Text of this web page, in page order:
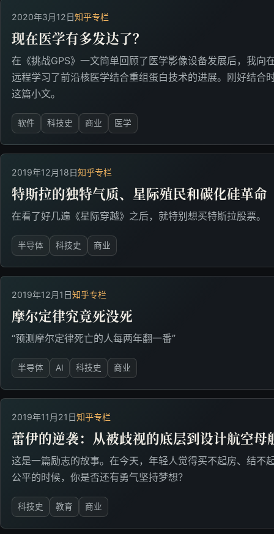
2020年3月12日知乎专栏
现在医学有多发达了？
在《挑战GPS》一文简单回顾了医学影像设备发展后，我向
远程学习了前沿核医学结合重组蛋白技术的进展。刚好结合
这篇小文。
软件 科技史 商业 医学
2019年12月18日知乎专栏
特斯拉的独特气质、星际殖民和碳化硅革命
在看了好几遍《星际穿越》之后，就特别想买特斯拉股票。
半导体 科技史 商业
2019年12月1日知乎专栏
摩尔定律究竟死没死
“预测摩尔定律死亡的人每两年翻一番”
半导体 AI 科技史 商业
2019年11月21日知乎专栏
蕾伊的逆袭：从被歧视的底层到设计航空母
这是一篇励志的故事。在今天，年轻人觉得买不起房、结不
公平的时候，你是否还有勇气坚持梦想？
科技史 教育 商业